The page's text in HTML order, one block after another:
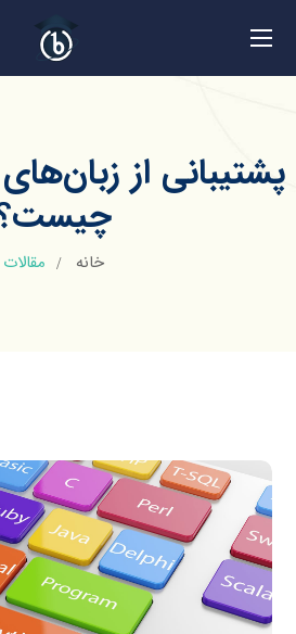
پشتیبانی از
خانه مقالات